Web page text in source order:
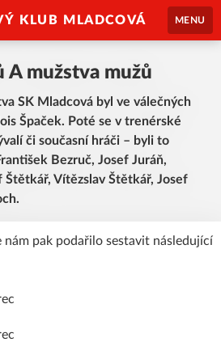
KLUB MLADCOVÁ MENU
A mužstva mužů
SK Mladcová byl ve válečných
Špaček. Poté se v trenérské
či současní hráči – byli to
Bezruč, Josef Juráň,
Štětkář, Vítězslav Štětkář, Josef
nám pak podařilo sestavit následující